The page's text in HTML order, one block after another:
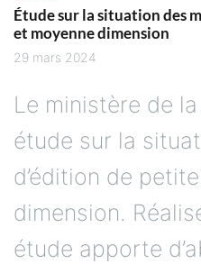
Étude sur la situation des
et moyenne dimension
29 mars 2024
Le ministère de
étude sur la
d’édition de
dimension.
étude apporte